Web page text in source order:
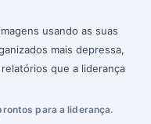
usando as suas
mais depressa,
que a liderança
para a liderança.